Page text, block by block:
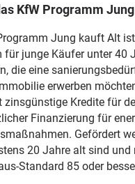
KfW Programm
Jung kauft Alt
für junge Käufer unter 40
die eine
erwerben
zinsgünstige Kredite für
Finanzierung für
Gefördert
20 Jahre alt sind
Standard 85 oder